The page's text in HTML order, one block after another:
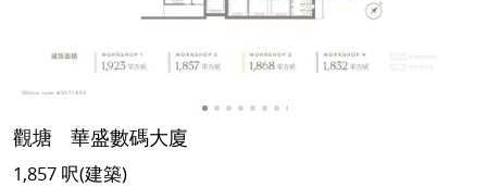
觀塘 華盛數碼大廈
1,857 呎(建築)